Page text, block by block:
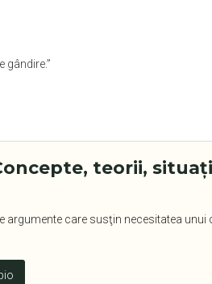
gândire.”
teorii,
argumente care susţin necesitatea